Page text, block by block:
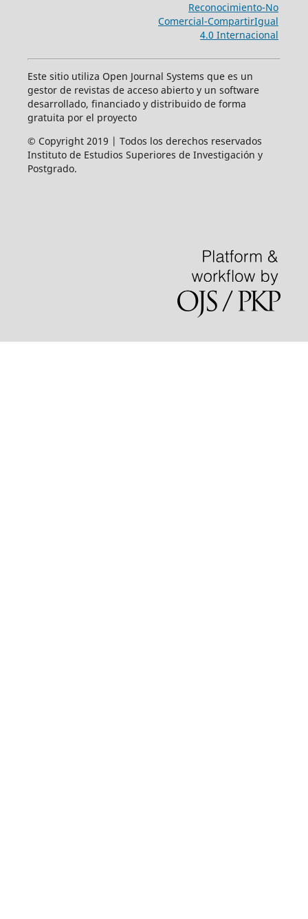
Reconocimiento-No
Comercial-CompartirIgual
4.0 Internacional
Este sitio utiliza Open Journal Systems que es un
gestor de revistas de acceso abierto y un software
desarrollado, financiado y distribuido de forma
gratuita por el proyecto
© Copyright 2019 | Todos los derechos reservados
Instituto de Estudios Superiores de Investigación y
Postgrado.